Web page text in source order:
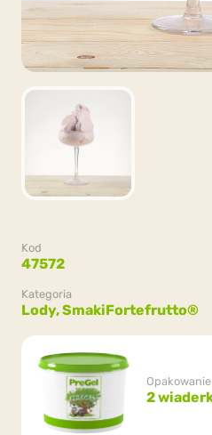
Kod
47572
Kategoria
Lody,SmakiFortefrutto®
Opakowanie
2